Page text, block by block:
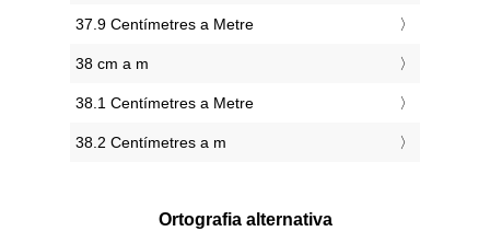
37.9 Centímetres a Metre
38 cm a m
38.1 Centímetres a Metre
38.2 Centímetres a m
Ortografia alternativa